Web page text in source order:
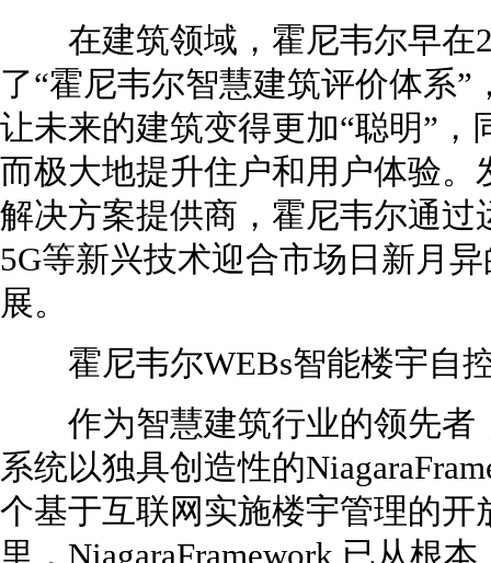
在建筑领域，霍尼韦尔早在
了“霍尼韦尔智慧建筑评价体系
让未来的建筑变得更加“聪明”
而极大地提升住户和用户体验
解决方案提供商，霍尼韦尔通
5G等新兴技术迎合市场日新月
展。
霍尼韦尔WEBs智能楼宇自
作为智慧建筑行业的领先者
系统以独具创造性的
个基于互联网实施楼宇管理的
里，NiagaraFramework 已从根